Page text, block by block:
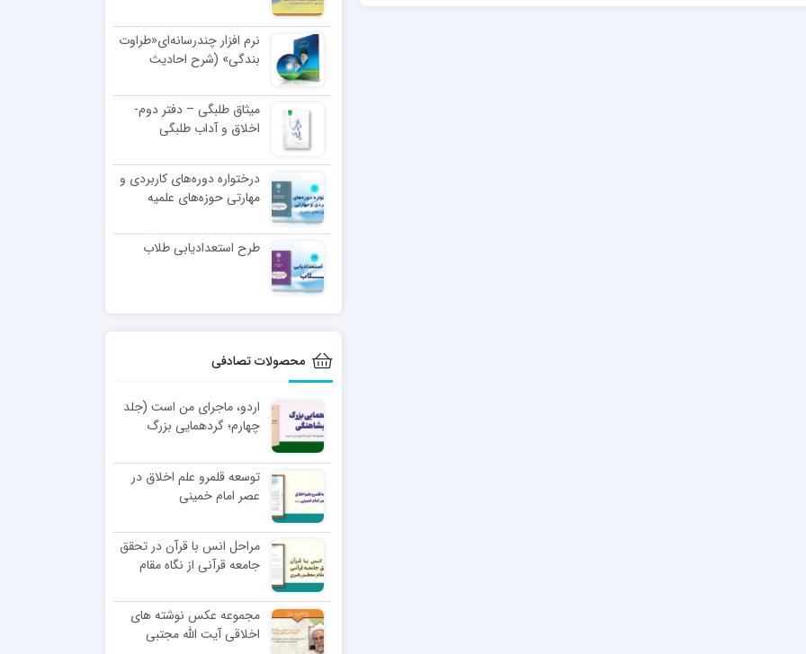
نرم افزار چندرسانه‌ای«طراوت
بندگی» (شرح احادیث
اسلامی)
میثاق طلبگی – دفتر دوم-
اخلاق و آداب طلبگی
درختواره دوره‌های کاربردی و
مهارتی حوزه‌های علمیه
طرح استعدادیابی طلاب
محصولات تصادفی
اردو، ماجرای من است (جلد
چهارم؛ گردهمایی بزرگ
توسعه قلمرو علم اخلاق در
عصر امام خمینی
مراحل انس با قرآن در تحقق
جامعه قرآنی از نگاه مقام
مجموعه عکس نوشته های
اخلاقی آیت الله مجتبی